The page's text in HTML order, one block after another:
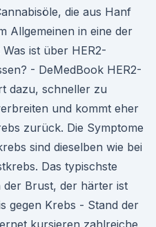
die aus Hanf
Allgemeinen in eine der
ist über HER2-
- DeMedBook HER2-
dazu, schneller zu
und kommt eher
zurück. Die Symptome
sind dieselben wie bei
Das typischste
der Brust, der härter ist
gegen Krebs - Stand der
kursieren zahlreiche